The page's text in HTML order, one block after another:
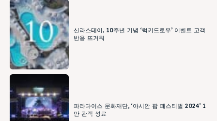
신라스테이, 10주년 기념 ‘럭키드로우’ 이벤트 고객
반응 뜨거워
파라다이스 문화재단, ‘아시안 팝 페스티벌 2024’ 1
만 관객 성료